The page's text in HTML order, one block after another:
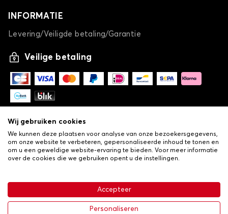
€ 26,24
INFORMATIE
Levering/Veiligde betaling/Garantie
Veilige betaling
Algemene verkoopvoorwaarden•Privacy- en cookiebeleid
•Livraison
Wij gebruiken cookies
We kunnen deze plaatsen voor analyse van onze bezoekersgegevens,
om onze website te verbeteren, gepersonaliseerde inhoud te tonen en
om u een geweldige website-ervaring te bieden. Voor meer informatie
over de cookies die we gebruiken opent u de instellingen.
Accepteer
Personaliseren